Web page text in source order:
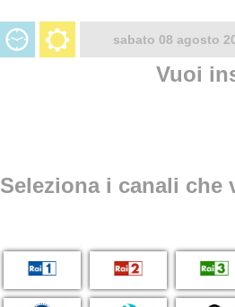
sabato 08 agosto
Vuoi
Seleziona i canali